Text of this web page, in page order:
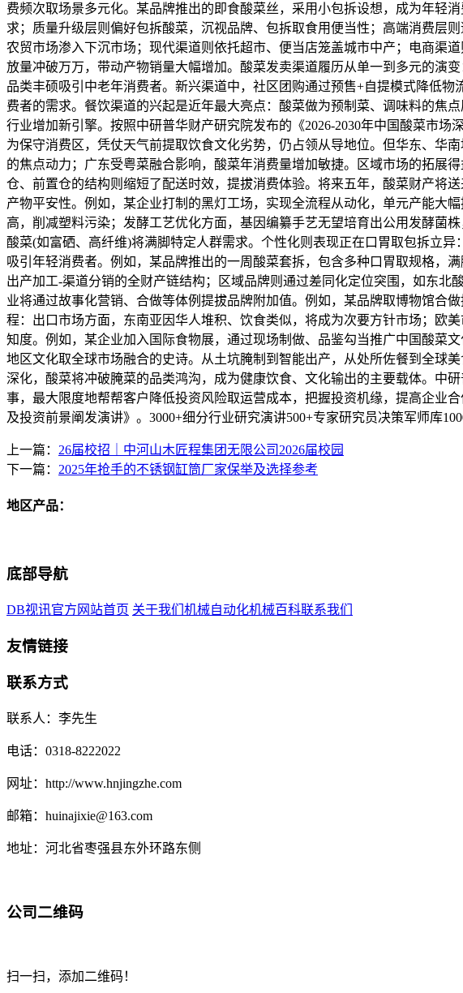
费频次取场景多元化。某品牌推出的即食酸菜丝，采用小包拆设想，成为年轻
求；质量升级层则偏好包拆酸菜，沉视品牌、包拆取食用便当性；高端消费层
农贸市场渗入下沉市场；现代渠道则依托超市、便当店笼盖城市中产；电商渠
放量冲破万万，带动产物销量大幅增加。酸菜发卖渠道履历从单一到多元的演
品类丰硕吸引中老年消费者。新兴渠道中，社区团购通过预售+自提模式降低
费者的需求。餐饮渠道的兴起是近年最大亮点：酸菜做为预制菜、调味料的焦
行业增加新引擎。按照中研普华财产研究院发布的《2026-2030年中国酸菜市
为保守消费区，凭仗天气前提取饮食文化劣势，仍占领从导地位。但华东、华
的焦点动力；广东受粤菜融合影响，酸菜年消费量增加敏捷。区域市场的拓展
仓、前置仓的结构则缩短了配送时效，提拔消费体验。将来五年，酸菜财产将
产物平安性。例如，某企业打制的黑灯工场，实现全流程从动化，单元产能大
高，削减塑料污染；发酵工艺优化方面，基因编纂手艺无望培育出公用发酵菌
酸菜(如富硒、高纤维)将满脚特定人群需求。个性化则表现正在口胃取包拆立
吸引年轻消费者。例如，某品牌推出的一周酸菜套拆，包含多种口胃取规格，
出产加工-渠道分销的全财产链结构；区域品牌则通过差同化定位突围，如东
业将通过故事化营销、合做等体例提拔品牌附加值。例如，某品牌取博物馆合
程：出口市场方面，东南亚因华人堆积、饮食类似，将成为次要方针市场；欧
知度。例如，某企业加入国际食物展，通过现场制做、品鉴勾当推广中国酸菜
地区文化取全球市场融合的史诗。从土坑腌制到智能出产，从处所佐餐到全球
深化，酸菜将冲破腌菜的品类鸿沟，成为健康饮食、文化输出的主要载体。中
事，最大限度地帮帮客户降低投资风险取运营成本，把握投资机缘，提高企业
及投资前景阐发演讲》。3000+细分行业研究演讲500+专家研究员决策军师库
上一篇： 26届校招｜中河山木匠程集团无限公司2026届校园
下一篇： 2025年抢手的不锈钢缸筒厂家保举及选择参考
地区产品：
底部导航
DB视讯官方网站首页 关于我们 机械自动化机械百科联系我们
友情链接
联系方式
联系人：李先生
电话：0318-8222022
网址：http://www.hnjingzhe.com
邮箱：huinajixie@163.com
地址：河北省枣强县东外环路东侧
公司二维码
扫一扫，添加二维码！